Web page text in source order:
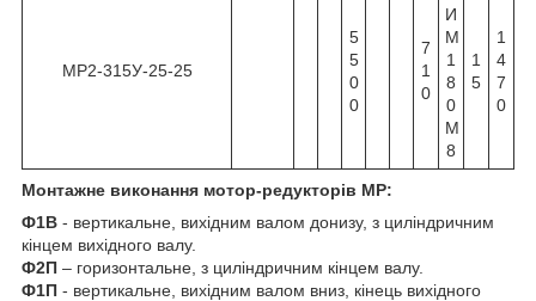
МР2-315У-25-25
5
5
0
0
7
1
0
И
М
1
8
0
М
8
1
5
1
4
7
0
Монтажне виконання мотор-редукторів МР:
Ф1В - вертикальне, вихідним валом донизу, з циліндричним
кінцем вихідного валу.
Ф2П – горизонтальне, з циліндричним кінцем валу.
Ф1П - вертикальне, вихідним валом вниз, кінець вихідного